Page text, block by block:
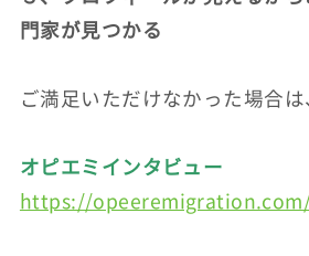
門家が見つかる
ご満足いただけなかった場合
オピエミインタビュー
https://